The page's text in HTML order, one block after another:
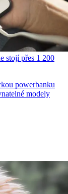
stojí přes 1 200
powerbanku
modely